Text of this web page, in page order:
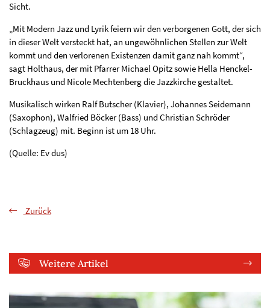
Sicht.
„Mit Modern Jazz und Lyrik feiern wir den verborgenen Gott, der sich
in dieser Welt versteckt hat, an ungewöhnlichen Stellen zur Welt
kommt und den verlorenen Existenzen damit ganz nah kommt“,
sagt Holthaus, der mit Pfarrer Michael Opitz sowie Hella Henckel-
Bruckhaus und Nicole Mechtenberg die Jazzkirche gestaltet.
Musikalisch wirken Ralf Butscher (Klavier), Johannes Seidemann
(Saxophon), Walfried Böcker (Bass) und Christian Schröder
(Schlagzeug) mit. Beginn ist um 18 Uhr.
(Quelle: Ev dus)
Zurück
Weitere Artikel